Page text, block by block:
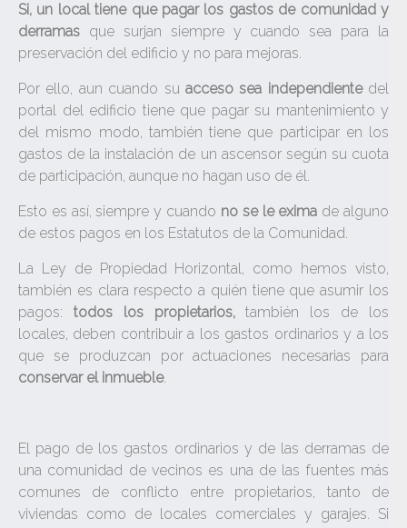
Si, un local tiene que pagar los gastos de comunidad y
derramas que surjan siempre y cuando sea para la
preservación del edificio y no para mejoras.
Por ello, aun cuando su acceso sea independiente del
portal del edificio tiene que pagar su mantenimiento y
del mismo modo, también tiene que participar en los
gastos de la instalación de un ascensor según su cuota
de participación, aunque no hagan uso de él.
Esto es así, siempre y cuando no se le exima de alguno
de estos pagos en los Estatutos de la Comunidad.
La Ley de Propiedad Horizontal, como hemos visto,
también es clara respecto a quién tiene que asumir los
pagos: todos los propietarios,también los de los
locales, deben contribuir a los gastos ordinarios y a los
que se produzcan por actuaciones necesarias para
conservar el inmueble.
El pago de los gastos ordinarios y de las derramas de
una comunidad de vecinos es una de las fuentes más
comunes de conflicto entre propietarios, tanto de
viviendas como de locales comerciales y garajes. Si